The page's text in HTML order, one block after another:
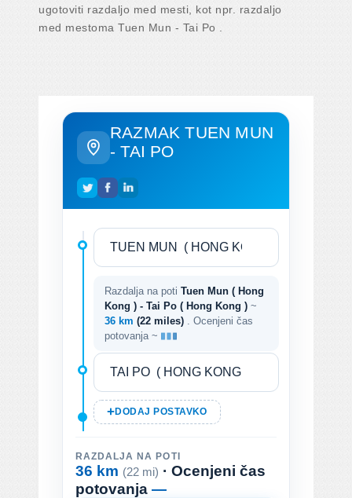
ugotoviti razdaljo med mesti, kot npr. razdaljo
med mestoma Tuen Mun - Tai Po .
RAZMAK TUEN MUN
- TAI PO
Razdalja na poti Tuen Mun ( Hong
Kong ) - Tai Po ( Hong Kong ) ~
36 km (22 miles)
. Ocenjeni čas
potovanja ~
DODAJ POSTAVKO
RAZDALJA NA POTI
36 km (22 mi) · Ocenjeni čas
potovanja —